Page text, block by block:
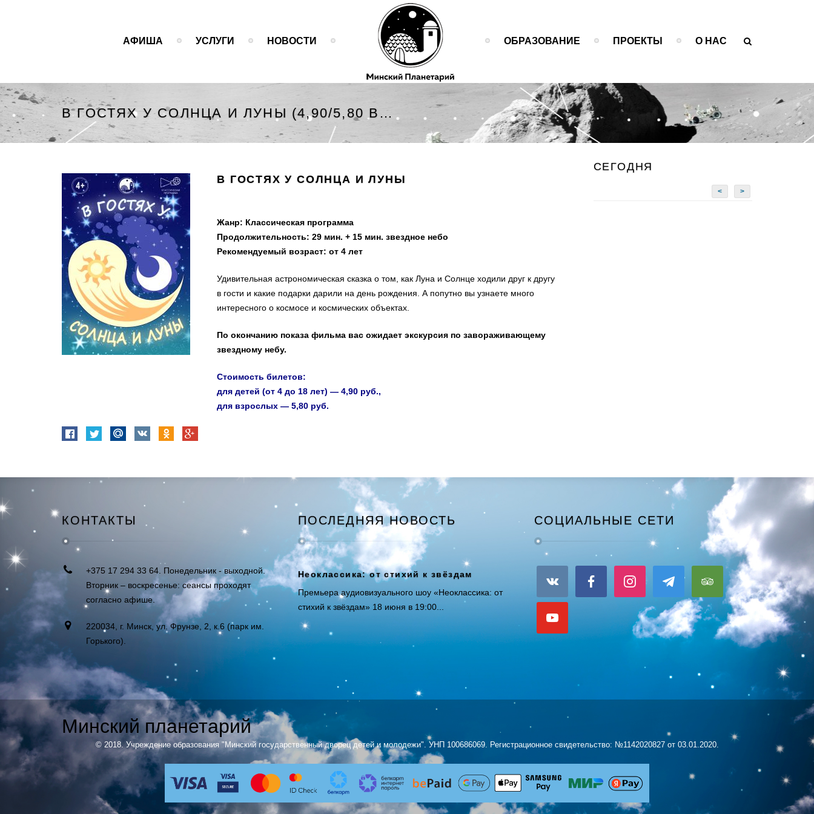
АФИША УСЛУГИ НОВОСТИ
МИНСКИЙ ПЛАНЕТАРИЙ
ОБРАЗОВАНИЕ ПРОЕКТЫ О НАС
В ГОСТЯХ У СОЛНЦА И ЛУНЫ (4,90/5,80 BYN)
В ГОСТЯХ У СОЛНЦА И ЛУНЫ
Жанр: Классическая программа
Продолжительность: 29 мин. + 15 мин. звездное небо
Рекомендуемый возраст: от 4 лет
Удивительная астрономическая сказка о том, как Луна и Солнце ходили друг к другу
в гости и какие подарки дарили на день рождения. А попутно вы узнаете много
интересного о космосе и космических объектах.
По окончанию показа фильма вас ожидает экскурсия по завораживающему
звездному небу.
Стоимость билетов:
для детей (от 4 до 18 лет) — 4,90 руб.,
для взрослых — 5,80 руб.
СЕГОДНЯ
< >
КОНТАКТЫ
+375 17 294 33 64. Понедельник - выходной.
Вторник – воскресенье: сеансы проходят
согласно афише.
220034, г. Минск, ул. Фрунзе, 2, к.6 (парк им.
Горького).
ПОСЛЕДНЯЯ НОВОСТЬ
Неоклассика: от стихий к звёздам
Премьера аудиовизуального шоу «Неоклассика: от
стихий к звёздам» 18 июня в 19:00...
СОЦИАЛЬНЫЕ СЕТИ
Минский планетарий
© 2018. Учреждение образования "Минский государственный дворец детей и молодежи". УНП 100686069. Регистрационное свидетельство: №1142020827 от 03.01.2020.